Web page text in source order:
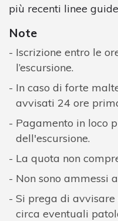
più recenti linee
Note
Iscrizione entro le
l’escursione.
In caso di forte
avvisati 24 ore
Pagamento in loco
dell'escursione.
La quota non
Non sono ammessi
Si prega di avvisare
circa eventuali